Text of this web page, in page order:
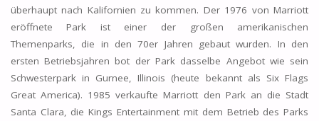
überhaupt nach Kalifornien zu kommen. Der 1976 von Marriott
eröffnete Park ist einer der großen amerikanischen
Themenparks, die in den 70er Jahren gebaut wurden. In den
ersten Betriebsjahren bot der Park dasselbe Angebot wie sein
Schwesterpark in Gurnee, Illinois (heute bekannt als Six Flags
Great America). 1985 verkaufte Marriott den Park an die Stadt
Santa Clara, die Kings Entertainment mit dem Betrieb des Parks